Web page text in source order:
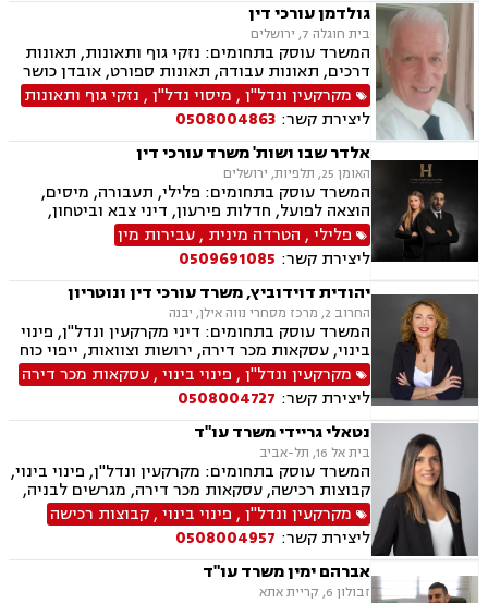
גולדמן עורכי דין
בית חוגלה 7, ירושלים
המשרד עוסק בתחומים: נזקי גוף ותאונות, תאונות
דרכים, תאונות עבודה, תאונות ספורט, אובדן כושר
עבודה, תאונות עקב רשלנות, תביעות ביטוח ונזקי
רכוש, ביטוח לאומי, רשלנות רפואית, מקרקעין
ונדל"ן, אזרחות זרה ודרכון זר, דיני חוזים, דיני
ספורט, לשון הרע, ירושות וצוואות, מיסוי נדל"ן.
מקרקעין ונדל"ן, מיסוי נדל"ן, נזקי גוף ותאונות
ליצירת קשר: 0508004863
אלדר שבו ושות' משרד עורכי דין
האומן 25, תלפיות, ירושלים
המשרד עוסק בתחומים: פלילי, תעבורה, מיסים,
הוצאה לפועל, חדלות פירעון, דיני צבא וביטחון,
ליטיגציה אזרחית
פלילי, הטרדה מינית ,עבירות מין
ליצירת קשר: 0509691085
יהודית דוידוביץ, משרד עורכי דין ונוטריון
החרוב 2, מרכז מסחרי נווה אילן, יבנה
המשרד עוסק בתחומים: דיני מקרקעין ונדל"ן, פינוי
בינוי, עסקאות מכר דירה, ירושות וצוואות, ייפוי כוח
מתמשך, מיסוי נדל"ן, תמ"א 38, הסכמי ממון,
מושבים וקיבוצים, מגרשים לבניה.
מקרקעין ונדל"ן, פינוי בינוי,עסקאות מכר דירה
ליצירת קשר: 0508004727
נטאלי גריידי משרד עו"ד
בית אל 16, תל-אביב
המשרד עוסק בתחומים: מקרקעין ונדל"ן, פינוי בינוי,
קבוצות רכישה, עסקאות מכר דירה, מגרשים לבניה,
רשות מקרקעי ישראל, בתים משותפים, נדל"ן
ביהודה ושומרון, מיסוי נדל"ן, היטל השבחה, מיסוי
עירוני, ירושות וצוואות, ייפוי כוח מתמשך
מקרקעין ונדל"ן, פינוי בינוי,קבוצות רכישה
ליצירת קשר: 0508004957
אברהם ימין משרד עו"ד
זבולון 6, קריית אתא